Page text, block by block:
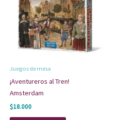
Juegos de mesa
¡Aventureros al Tren!
Amsterdam
$18.000